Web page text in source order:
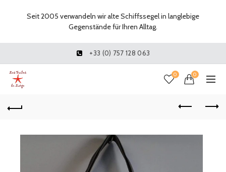
+33 (0) 757 128 063
0 0
Seit 2005 verwandeln wir alte Schiffssegel in langlebige
Gegenstände für Ihren Alltag.